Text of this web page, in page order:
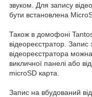
звуком. Для запису
бути встановлена
Також в домофоні
відеореєстратор.
відеореєстратора
викличної панелі або
microSD карта.
Запис на вбудований